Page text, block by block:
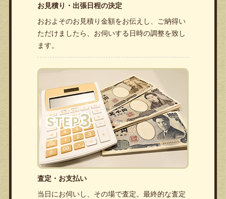
お見積り・出張日程の決定
おおよそのお見積り金額をお伝えし、ご納得い
ただけましたら、お伺いする日時の調整を致し
ます。
査定・お支払い
当日にお伺いし、その場で査定。最終的な査定